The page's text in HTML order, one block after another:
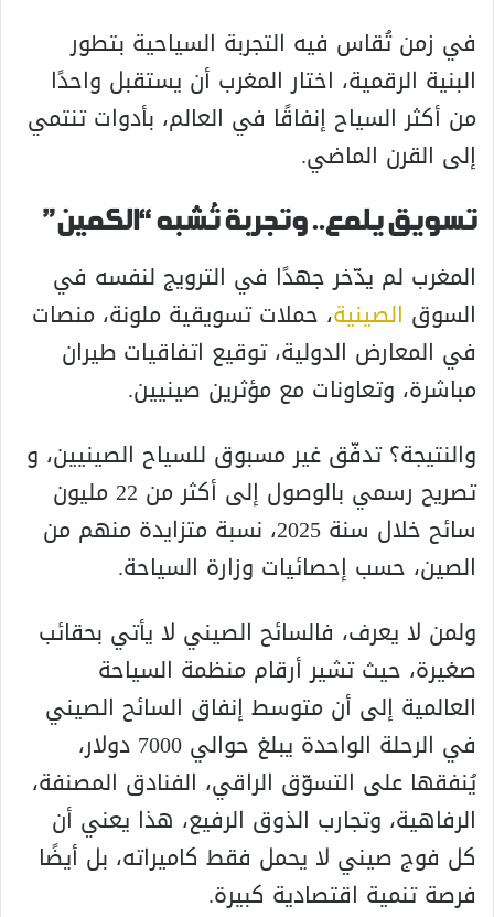
في زمن تُقاس فيه التجربة السياحية بتطور
البنية الرقمية، اختار المغرب أن يستقبل واحدًا
من أكثر السياح إنفاقًا في العالم، بأدوات تنتمي
إلى القرن الماضي.
تسويق يلمع.. وتجربة تُشبه “الكمين”
المغرب لم يدّخر جهدًا في الترويج لنفسه في
السوق الصينية، حملات تسويقية ملونة، منصات
في المعارض الدولية، توقيع اتفاقيات طيران
مباشرة، وتعاونات مع مؤثرين صينيين.
والنتيجة؟ تدفّق غير مسبوق للسياح الصينيين، و
تصريح رسمي بالوصول إلى أكثر من 22 مليون
سائح خلال سنة 2025، نسبة متزايدة منهم من
الصين، حسب إحصائيات وزارة السياحة.
ولمن لا يعرف، فالسائح الصيني لا يأتي بحقائب
صغيرة، حيث تشير أرقام منظمة السياحة
العالمية إلى أن متوسط إنفاق السائح الصيني
في الرحلة الواحدة يبلغ حوالي 7000 دولار،
يُنفقها على التسوّق الراقي، الفنادق المصنفة،
الرفاهية، وتجارب الذوق الرفيع، هذا يعني أن
كل فوج صيني لا يحمل فقط كاميراته، بل أيضًا
فرصة تنمية اقتصادية كبيرة.